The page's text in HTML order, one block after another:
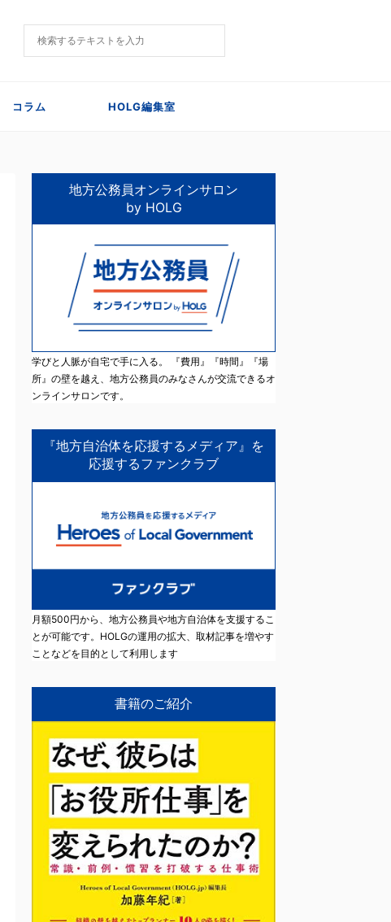
コラム HOLG編集室
地方公務員オンラインサロン
by HOLG
学びと人脈が自宅で手に入る。 『費用』『時間』『場
所』の壁を越え、地方公務員のみなさんが交流できるオ
ンラインサロンです。
『地方自治体を応援するメディア』を
応援するファンクラブ
月額500円から、地方公務員や地方自治体を支援するこ
とが可能です。HOLGの運用の拡大、取材記事を増やす
ことなどを目的として利用します
書籍のご紹介